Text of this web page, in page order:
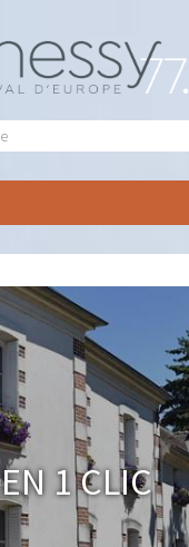
En 1 clic